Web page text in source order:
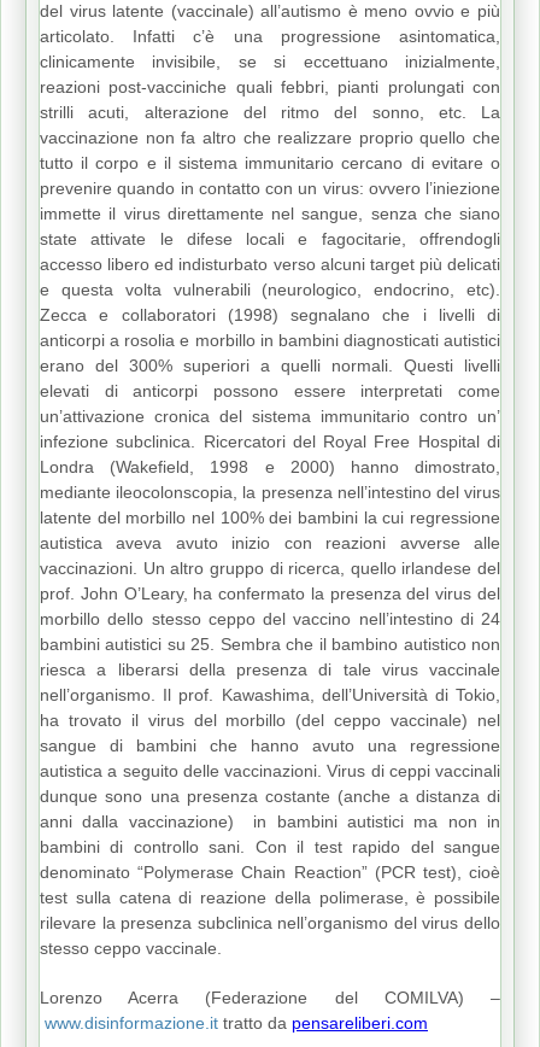
del virus latente (vaccinale) all’autismo è meno ovvio e più
articolato. Infatti c’è una progressione asintomatica,
clinicamente invisibile, se si eccettuano inizialmente,
reazioni post-vacciniche quali febbri, pianti prolungati con
strilli acuti, alterazione del ritmo del sonno, etc. La
vaccinazione non fa altro che realizzare proprio quello che
tutto il corpo e il sistema immunitario cercano di evitare o
prevenire quando in contatto con un virus: ovvero l’iniezione
immette il virus direttamente nel sangue, senza che siano
state attivate le difese locali e fagocitarie, offrendogli
accesso libero ed indisturbato verso alcuni target più delicati
e questa volta vulnerabili (neurologico, endocrino, etc).
Zecca e collaboratori (1998) segnalano che i livelli di
anticorpi a rosolia e morbillo in bambini diagnosticati autistici
erano del 300% superiori a quelli normali. Questi livelli
elevati di anticorpi possono essere interpretati come
un’attivazione cronica del sistema immunitario contro un’
infezione subclinica. Ricercatori del Royal Free Hospital di
Londra (Wakefield, 1998 e 2000) hanno dimostrato,
mediante ileocolonscopia, la presenza nell’intestino del virus
latente del morbillo nel 100% dei bambini la cui regressione
autistica aveva avuto inizio con reazioni avverse alle
vaccinazioni. Un altro gruppo di ricerca, quello irlandese del
prof. John O’Leary, ha confermato la presenza del virus del
morbillo dello stesso ceppo del vaccino nell’intestino di 24
bambini autistici su 25. Sembra che il bambino autistico non
riesca a liberarsi della presenza di tale virus vaccinale
nell’organismo. Il prof. Kawashima, dell’Università di Tokio,
ha trovato il virus del morbillo (del ceppo vaccinale) nel
sangue di bambini che hanno avuto una regressione
autistica a seguito delle vaccinazioni. Virus di ceppi vaccinali
dunque sono una presenza costante (anche a distanza di
anni dalla vaccinazione) in bambini autistici ma non in
bambini di controllo sani. Con il test rapido del sangue
denominato “Polymerase Chain Reaction” (PCR test), cioè
test sulla catena di reazione della polimerase, è possibile
rilevare la presenza subclinica nell’organismo del virus dello
stesso ceppo vaccinale.
Lorenzo Acerra (Federazione del COMILVA) –
www.disinformazione.it tratto da pensareliberi.com